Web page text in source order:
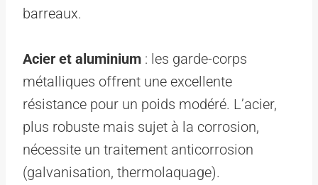
barreaux.
Acier et aluminium : les garde-corps
métalliques offrent une excellente
résistance pour un poids modéré. L’acier,
plus robuste mais sujet à la corrosion,
nécessite un traitement anticorrosion
(galvanisation, thermolaquage).